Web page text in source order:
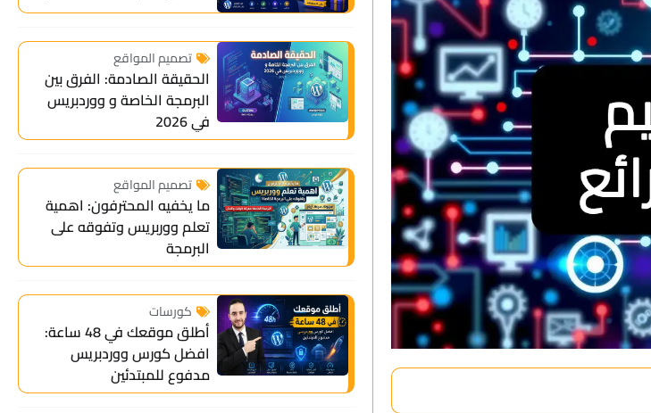
تصميم المواقع
الحقيقة الصادمة: الفرق بين
البرمجة الخاصة و ووردبريس
في 2026
تصميم المواقع
ما يخفيه المحترفون: اهمية
تعلم ووربريس وتفوقه على
البرمجة
كورسات
أطلق موقعك في 48 ساعة:
افضل كورس ووردبريس
مدفوع للمبتدئين